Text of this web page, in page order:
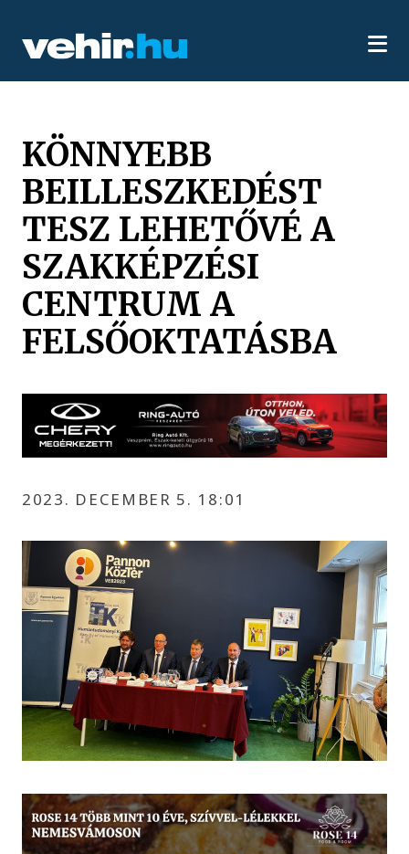
KÖNNYEBB
BEILLESZKEDÉST
TESZ LEHETŐVÉ A
SZAKKÉPZÉSI
CENTRUM A
FELSŐOKTATÁSBA
2023. DECEMBER 5. 18:01